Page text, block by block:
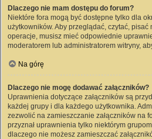
Dlaczego nie mam dostępu do forum?
Niektóre fora mogą być dostępne tylko dla
użytkowników. Aby przeglądać, czytać,
operacje, musisz mieć odpowiednie
moderatorem lub administratorem witryny,
Na górę
Dlaczego nie mogę dodawać załączników?
Uprawnienia dotyczące załączników są
każdej grupy i dla każdego użytkownika.
zezwolić na zamieszczanie załączników na
przyznał uprawnienia tylko niektórym
dlaczego nie możesz zamieszczać